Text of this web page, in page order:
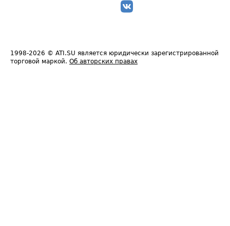
1998-2026 © ATI.SU является юридически зарегистрированной
торговой маркой. Об авторских правах